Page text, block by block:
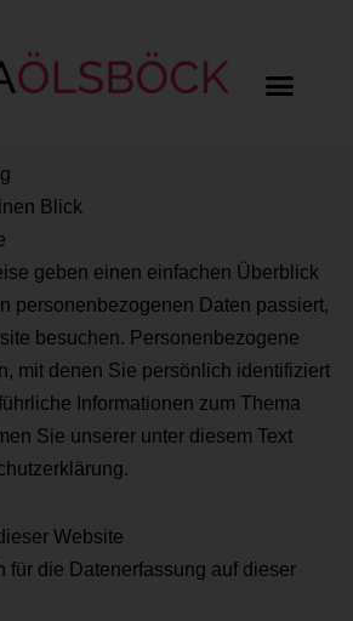
Blick
geben einen einfachen Überblick
personenbezogenen Daten passiert,
besuchen. Personenbezogene
mit denen Sie persönlich identifiziert
Informationen zum Thema
Sie unserer unter diesem Text
Website
für die Datenerfassung auf dieser